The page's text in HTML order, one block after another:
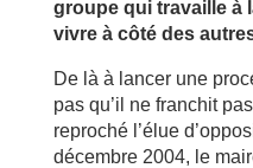
groupe qui travaille à
vivre à côté des
De là à lancer une
pas qu’il ne franchit
reproché l’élue
décembre 2004, le